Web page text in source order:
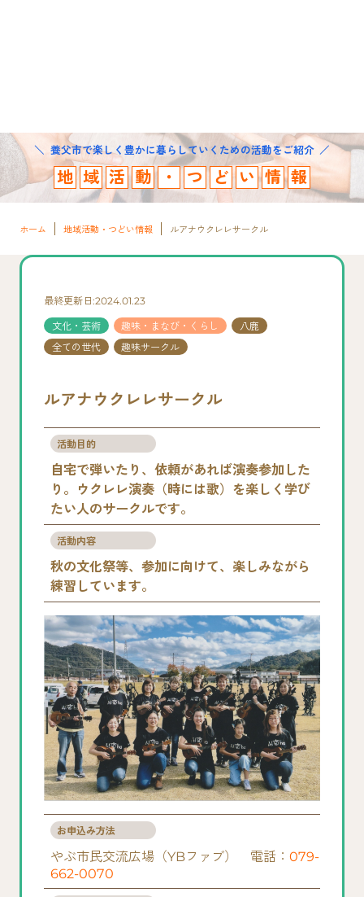
養父市で楽しく豊かに暮らしていくための活動をご紹介
地 域 活 動 ・ つ ど い 情 報
ホーム 地域活動・つどい情報 ルアナウクレレサークル
最終更新日:2024.01.23
文化・芸術 趣味・まなび・くらし
八鹿
全ての世代
趣味サークル
ルアナウクレレサークル
活動目的
自宅で弾いたり、依頼があれば演奏参加した
り。ウクレレ演奏（時には歌）を楽しく学び
たい人のサークルです。
活動内容
秋の文化祭等、参加に向けて、楽しみながら
練習しています。
お申込み方法
やぶ市民交流広場（YBファブ） 電話：079-
662-0070